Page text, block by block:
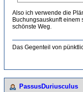
Also ich verwende die
Buchungsauskunft einem
schönste Weg.
Das Gegenteil von
PassusDuriusculus